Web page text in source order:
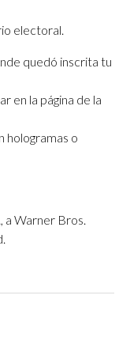
electoral.
quedó inscrita tu
en la página de la
hologramas o
Warner Bros.